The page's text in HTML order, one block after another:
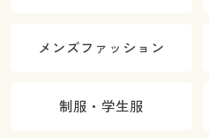
メンズファッション
制服・学生服